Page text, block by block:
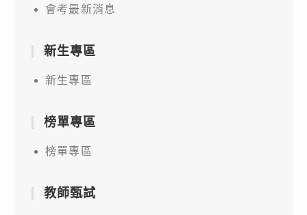
會考最新消息
新生專區
新生專區
榜單專區
榜單專區
教師甄試